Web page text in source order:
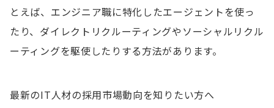
とえば、エンジニア職に特化したエージェントを使っ
たり、ダイレクトリクルーティングやソーシャルリクル
ーティングを駆使したりする方法があります。
最新のIT人材の採用市場動向を知りたい方へ